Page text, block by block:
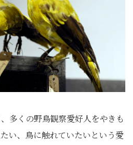
多くの野鳥観察愛好人をやきも
い、鳥に触れていたいという愛